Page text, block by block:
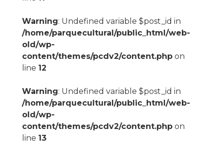
Warning: Undefined variable $post_id in
/home/parquecultural/public_html/web-
old/wp-
content/themes/pcdv2/content.phpon
line 12
Warning: Undefined variable $post_id in
/home/parquecultural/public_html/web-
old/wp-
content/themes/pcdv2/content.phpon
line 13